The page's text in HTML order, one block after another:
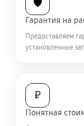
Замена шим
590 руб
Ремонт
🛡️
Гарантия на
Предоставляем
установленные
₽
Понятная